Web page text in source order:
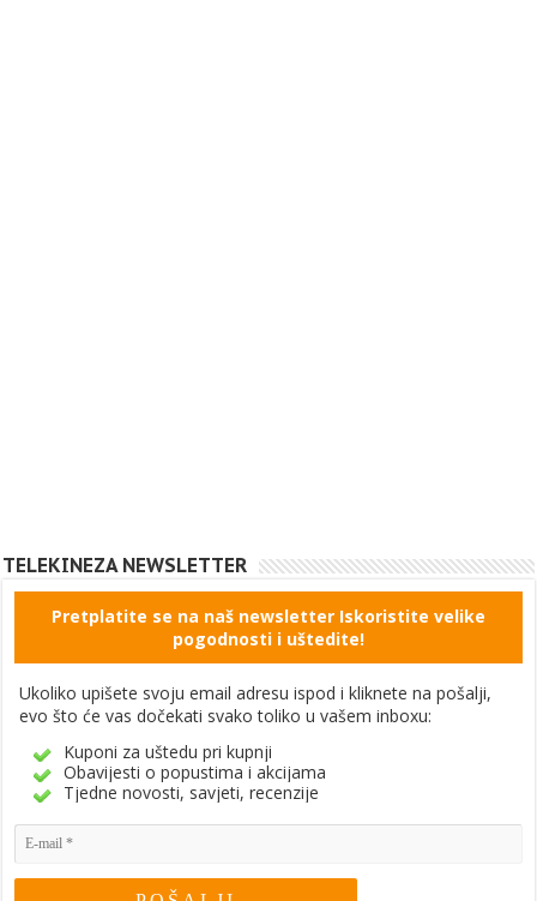
TELEKINEZA NEWSLETTER
Pretplatite se na naš newsletter Iskoristite velike
pogodnosti i uštedite!
Ukoliko upišete svoju email adresu ispod i kliknete na pošalji,
evo što će vas dočekati svako toliko u vašem inboxu:
Kuponi za uštedu pri kupnji
Obavijesti o popustima i akcijama
Tjedne novosti, savjeti, recenzije